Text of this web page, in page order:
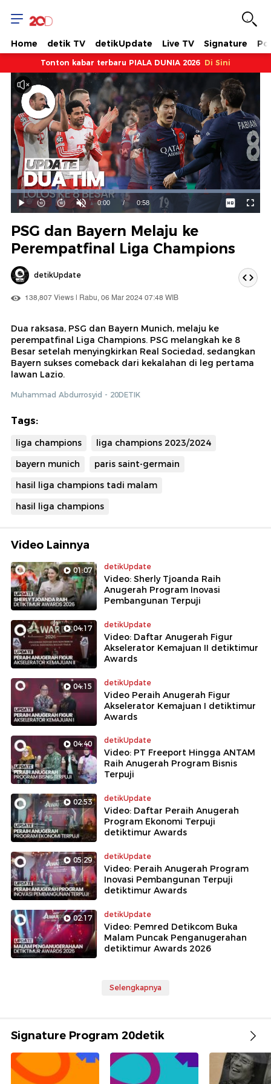
Home detik TV detikUpdate Live TV Signature
Tonton kabar terbaru PIALA DUNIA 2026 Di Sini
Mainkan
Suara
Hidup
Waktu
0:00 / Durasi
0:58
Dimuat:
100.00%
PSG dan Bayern Melaju ke
Perempatfinal Liga Champions
detikUpdate
138,807 Views | Rabu, 06 Mar 2024 07:48 WIB
Dua raksasa, PSG dan Bayern Munich, melaju ke
perempatfinal Liga Champions. PSG melangkah ke 8
Besar setelah menyingkirkan Real Sociedad, sedangkan
Bayern sukses comeback dari kekalahan di leg pertama
lawan Lazio.
Muhammad Abdurrosyid - 20DETIK
Tags:
liga champions
liga champions 2023/2024
bayern munich
paris saint-germain
hasil liga champions tadi malam
hasil liga champions
Video Lainnya
01:07 detikUpdate
Video: Sherly Tjoanda Raih
Anugerah Program Inovasi
Pembangunan Terpuji
04:17 detikUpdate
Video: Daftar Anugerah Figur
Akselerator Kemajuan II detiktimur
Awards
04:15 detikUpdate
Video Peraih Anugerah Figur
Akselerator Kemajuan I detiktimur
Awards
04:40 detikUpdate
Video: PT Freeport Hingga ANTAM
Raih Anugerah Program Bisnis
Terpuji
02:53 detikUpdate
Video: Daftar Peraih Anugerah
Program Ekonomi Terpuji
detiktimur Awards
05:29 detikUpdate
Video: Peraih Anugerah Program
Inovasi Pembangunan Terpuji
detiktimur Awards
02:17 detikUpdate
Video: Pemred Detikcom Buka
Malam Puncak Penganugerahan
detiktimur Awards 2026
Selengkapnya
Signature Program 20detik